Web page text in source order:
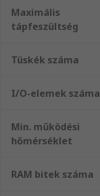
Maximális
tápfeszültség
Tüskék száma
I/O-elemek száma
Min. működési
hőmérséklet
RAM bitek száma